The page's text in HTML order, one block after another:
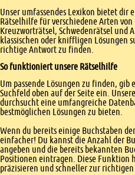
Unser umfassendes Lexikon bietet dir
Rätselhilfe für verschiedene Arten
Kreuzworträtsel, Schwedenrätsel und
klassischen oder kniffligen Lösungen
richtige Antwort zu finden.
So funktioniert unsere Rätselhilfe
Um passende Lösungen zu finden,
Suchfeld oben auf der Seite ein.
durchsucht eine umfangreiche
bestmöglichen Lösungen zu bieten.
Wenn du bereits einige Buchstaben
einfacher! Du kannst die Anzahl der
angeben und die bereits bekannten
Positionen eintragen. Diese Funktion
präzisieren und schneller zur